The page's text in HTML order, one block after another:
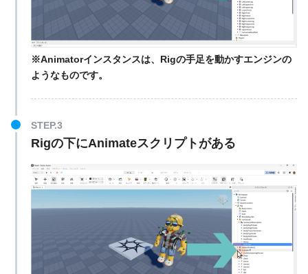
※Animatorインスタンスは、Rigの手足を動かすエンジンの
ようなものです。
STEP.3
Rigの下にAnimateスクリプトがある